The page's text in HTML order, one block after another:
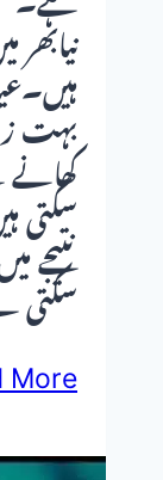
بہت
سکتی
نتیجے
سکتی
More